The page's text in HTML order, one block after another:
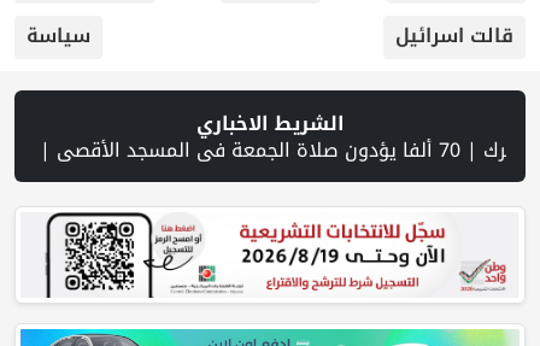
قالت اسرائيل
سياسة
الشريط الاخباري